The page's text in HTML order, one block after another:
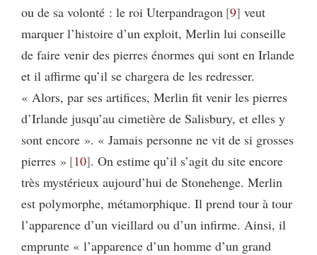
ou de sa volonté : le roi Uterpandragon 9 veut
marquer l’histoire d’un exploit, Merlin lui conseille
de faire venir des pierres énormes qui sont en Irlande
et il affirme qu’il se chargera de les redresser.
« Alors, par ses artifices, Merlin fit venir les pierres
d’Irlande jusqu’au cimetière de Salisbury, et elles y
sont encore ». « Jamais personne ne vit de si grosses
pierres » 10 . On estime qu’il s’agit du site encore
très mystérieux aujourd’hui de Stonehenge. Merlin
est polymorphe, métamorphique. Il prend tour à tour
l’apparence d’un vieillard ou d’un infirme. Ainsi, il
emprunte « l’apparence d’un homme d’un grand